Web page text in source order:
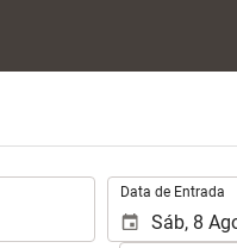
Data de Entrada